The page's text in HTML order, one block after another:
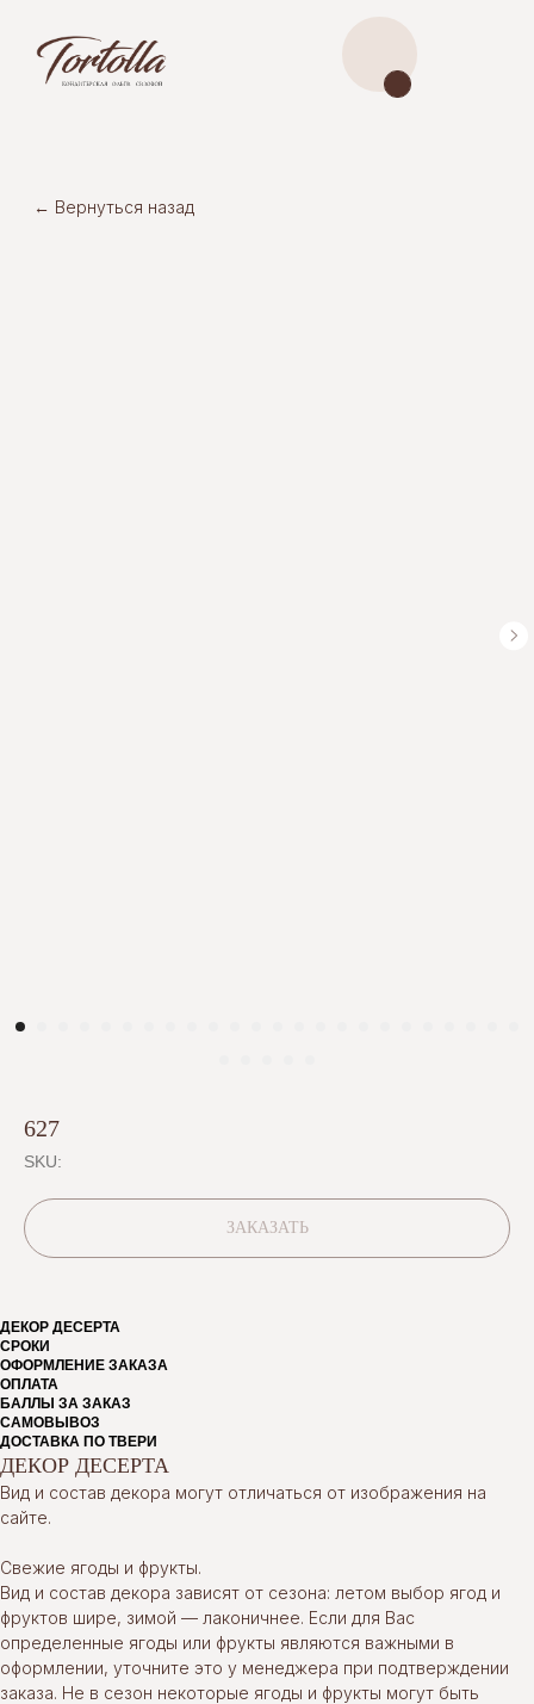
627
SKU:
ЗАКАЗАТЬ
ДЕКОР ДЕСЕРТА
СРОКИ
ОФОРМЛЕНИЕ ЗАКАЗА
ОПЛАТА
БАЛЛЫ ЗА ЗАКАЗ
САМОВЫВОЗ
ДОСТАВКА ПО ТВЕРИ
ДЕКОР ДЕСЕРТА
Вид и состав декора могут отличаться от изображения на
сайте.
Свежие ягоды и фрукты.
Вид и состав декора зависят от сезона: летом выбор ягод и
фруктов шире, зимой — лаконичнее. Если для Вас
определенные ягоды или фрукты являются важными в
оформлении, уточните это у менеджера при подтверждении
заказа. Не в сезон некоторые ягоды и фрукты могут быть